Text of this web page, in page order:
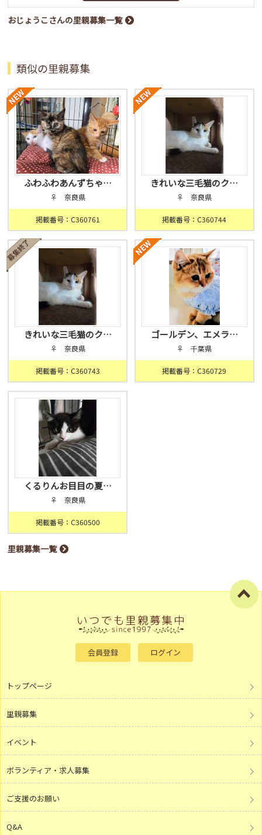
おじょうこさんの里親募集一覧
類似の里親募集
ふわふわあんずちゃ…
♀ 奈良県
掲載番号：C360761
きれいな三毛猫のク…
♀ 奈良県
掲載番号：C360744
きれいな三毛猫のク…
♀ 奈良県
掲載番号：C360743
ゴールデン、エメラ…
♀ 千葉県
掲載番号：C360729
くるりんお目目の夏…
♀ 奈良県
掲載番号：C360500
里親募集一覧
会員登録 ログイン
トップページ
里親募集
イベント
ボランティア・求人募集
ご支援のお願い
Q&A